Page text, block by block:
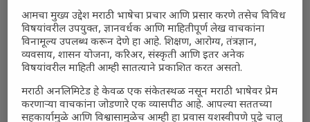
आमचा मुख्य उद्देश मराठी भाषेचा प्रचार आणि प्रसार करणे तसेच विविध
विषयांवरील उपयुक्त, ज्ञानवर्धक आणि माहितीपूर्ण लेख वाचकांना
विनामूल्य उपलब्ध करून देणे हा आहे. शिक्षण, आरोग्य, तंत्रज्ञान,
व्यवसाय, शासन योजना, करिअर, संस्कृती आणि इतर अनेक
विषयांवरील माहिती आम्ही सातत्याने प्रकाशित करत असतो.
मराठी अनलिमिटेड हे केवळ एक संकेतस्थळ नसून मराठी भाषेवर प्रेम
करणाऱ्या वाचकांना जोडणारे एक व्यासपीठ आहे. आपल्या सततच्या
सहकार्यामुळे आणि विश्वासामुळेच आम्ही हा प्रवास यशस्वीपणे पुढे चालू